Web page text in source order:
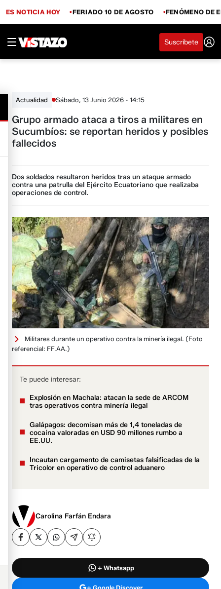
ES NOTICIA HOY FERIADO 10 DE AGOSTO FENÓMENO DE
Suscríbete
Actualidad Sábado, 13 Junio 2026 - 14:15
Grupo armado ataca a tiros a militares en
Sucumbíos: se reportan heridos y posibles
fallecidos
Dos soldados resultaron heridos tras un ataque armado
contra una patrulla del Ejército Ecuatoriano que realizaba
operaciones de control.
Militares durante un operativo contra la minería ilegal. (Foto
referencial: FF.AA.)
Te puede interesar:
Explosión en Machala: atacan la sede de ARCOM
tras operativos contra minería ilegal
Galápagos: decomisan más de 1,4 toneladas de
cocaína valoradas en USD 90 millones rumbo a
EE.UU.
Incautan cargamento de camisetas falsificadas de la
Tricolor en operativo de control aduanero
Carolina Farfán Endara
+ Whatsapp